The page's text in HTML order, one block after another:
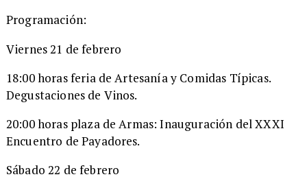
​Programación:
Viernes 21 de febrero
18:00 horas feria de Artesanía y Comidas Típicas.
Degustaciones de Vinos.
20:00 horas plaza de Armas: Inauguración del XXXI
Encuentro de Payadores.
Sábado 22 de febrero